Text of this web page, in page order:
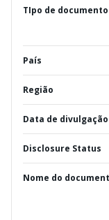
TIpo de documento
País
Região
Data de divulgação
Disclosure Status
Nome do